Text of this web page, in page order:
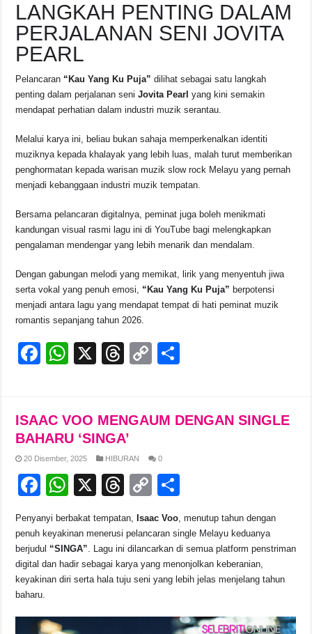
LANGKAH PENTING DALAM
PERJALANAN SENI JOVITA
PEARL
Pelancaran “Kau Yang Ku Puja” dilihat sebagai satu langkah
penting dalam perjalanan seniJovita Pearl yang kini semakin
mendapat perhatian dalam industri muzik serantau.
Melalui karya ini, beliau bukan sahaja memperkenalkan identiti
muziknya kepada khalayak yang lebih luas, malah turut memberikan
penghormatan kepada warisan muzik slow rock Melayu yang pernah
menjadi kebanggaan industri muzik tempatan.
Bersama pelancaran digitalnya, peminat juga boleh menikmati
kandungan visual rasmi lagu ini di YouTube bagi melengkapkan
pengalaman mendengar yang lebih menarik dan mendalam.
Dengan gabungan melodi yang memikat, lirik yang menyentuh jiwa
serta vokal yang penuh emosi, “Kau Yang Ku Puja” berpotensi
menjadi antara lagu yang mendapat tempat di hati peminat muzik
romantis sepanjang tahun 2026.
F
e
b
o
o
k
W
s
A
p
p
X
T
a
d
s
C
y
n
k
e
ISAAC VOO MENGAUM DENGAN SINGLE
BAHARU ‘SINGA’
20 Disember, 2025 HIBURAN 0
F
a
c
e
b
o
o
W
h
at
s
A
p
X
T
hr
e
a
d
C
o
p
y
Li
k
ar
e
Penyanyi berbakat tempatan, Isaac Voo, menutup tahun dengan
penuh keyakinan menerusi pelancaran single Melayu keduanya
berjudul “SINGA”. Lagu ini dilancarkan di semua platform penstriman
digital dan hadir sebagai karya yang menonjolkan keberanian,
keyakinan diri serta hala tuju seni yang lebih jelas menjelang tahun
baharu.